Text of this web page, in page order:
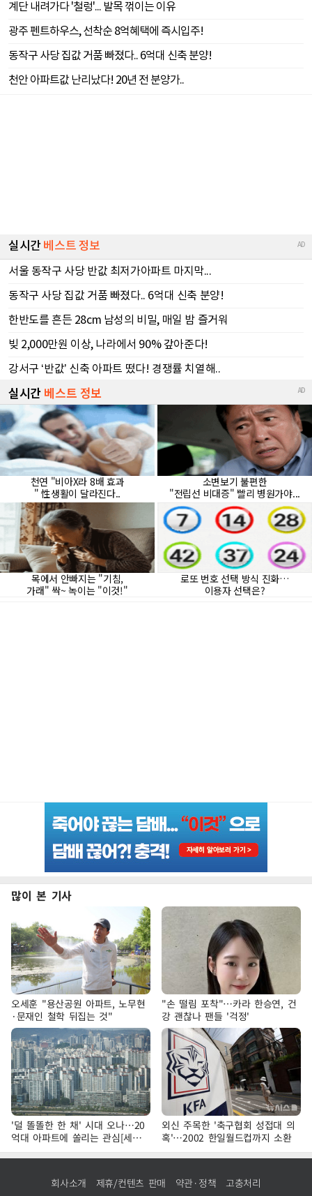
많이 본 기사
오세훈 "용산공원 아파트, 노무현
·문재인 철학 뒤집는 것"
"손 떨림 포착"…카라 한승연, 건
강 괜찮나 팬들 '걱정'
'덜 똘똘한 한 채' 시대 오나…20
억대 아파트에 쏠리는 관심[세제
개편, 그 이후②]
외신 주목한 '축구협회 성접대 의
혹'…2002 한일월드컵까지 소환
회사소개 제휴/컨텐츠 판매 약관·정책 고충처리